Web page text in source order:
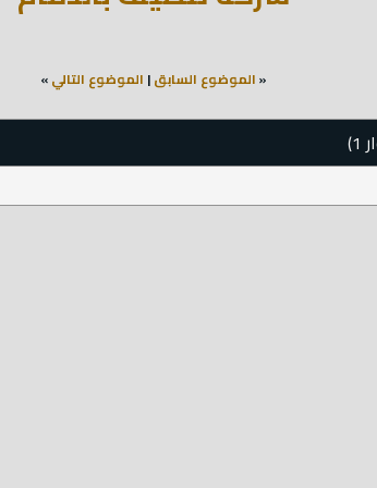
«الموضوع السابق| الموضوع التالي»